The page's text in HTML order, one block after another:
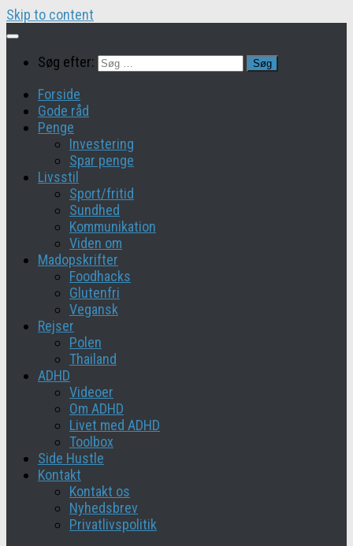
Skip to content
Søg efter:
Forside
Gode råd
Penge
Investering
Spar penge
Livsstil
Sport/fritid
Sundhed
Kommunikation
Viden om
Madopskrifter
Foodhacks
Glutenfri
Vegansk
Rejser
Polen
Thailand
ADHD
Videoer
Om ADHD
Livet med ADHD
Toolbox
Side Hustle
Kontakt
Kontakt os
Nyhedsbrev
Privatlivspolitik